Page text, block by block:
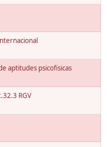
aptitudes psicofisicas
RGV